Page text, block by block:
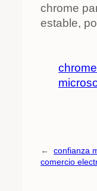
chrome
estable,
chrome
←
confianza
comercio